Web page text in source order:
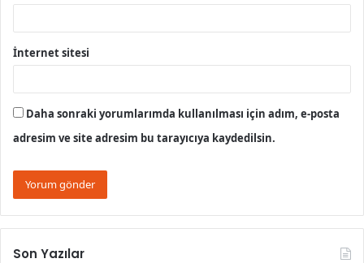
İnternet sitesi
Daha sonraki yorumlarımda kullanılması için adım, e-posta
adresim ve site adresim bu tarayıcıya kaydedilsin.
Son Yazılar